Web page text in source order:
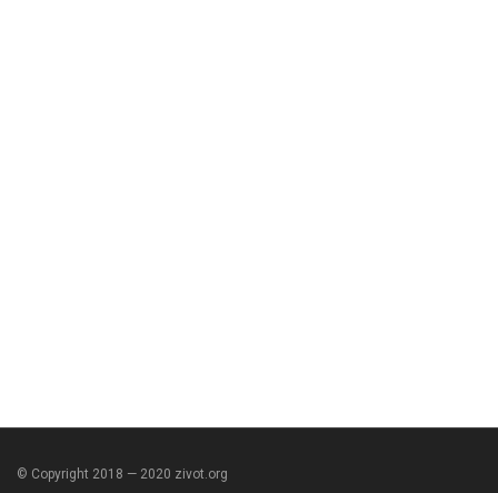
© Copyright 2018 — 2020 zivot.org